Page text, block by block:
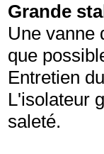
Grande
Une vanne
que
Entretien
L'isolateur
saleté.